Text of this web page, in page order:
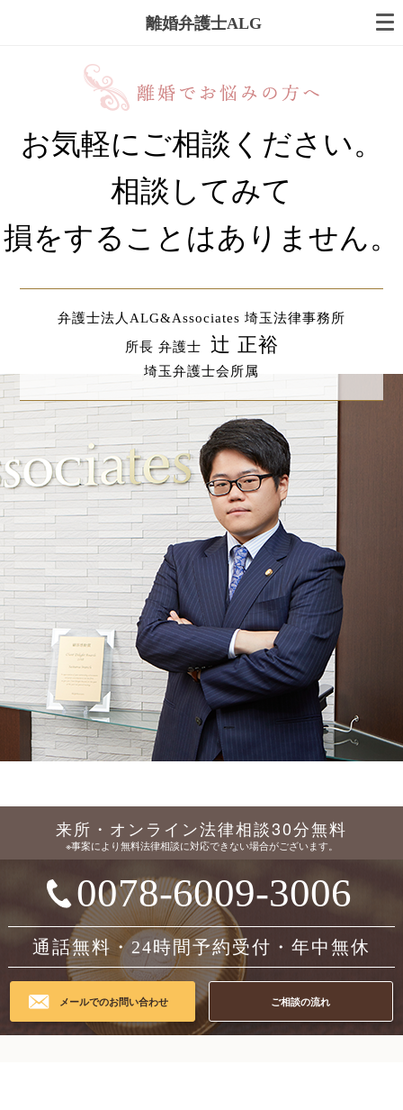
離婚弁護士ALG
お気軽にご相談ください。
相談してみて
損をすることはありません。
弁護士法人ALG&Associates 埼玉法律事務所
所長 弁護士
辻 正裕
埼玉弁護士会所属
来所・オンライン法律相談30分無料
※事案により無料法律相談に対応できない場合がございます。
0078-6009-3006
通話無料・24時間予約受付・年中無休
メールでのお問い合わせ ご相談の流れ